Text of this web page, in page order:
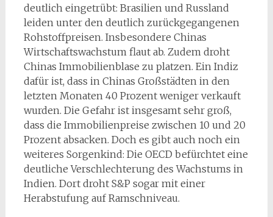
deutlich eingetrübt: Brasilien und Russland
leiden unter den deutlich zurückgegangenen
Rohstoffpreisen. Insbesondere Chinas
Wirtschaftswachstum flaut ab. Zudem droht
Chinas Immobilienblase zu platzen. Ein Indiz
dafür ist, dass in Chinas Großstädten in den
letzten Monaten 40 Prozent weniger verkauft
wurden. Die Gefahr ist insgesamt sehr groß,
dass die Immobilienpreise zwischen 10 und 20
Prozent absacken. Doch es gibt auch noch ein
weiteres Sorgenkind: Die OECD befürchtet eine
deutliche Verschlechterung des Wachstums in
Indien. Dort droht S&P sogar mit einer
Herabstufung auf Ramschniveau.